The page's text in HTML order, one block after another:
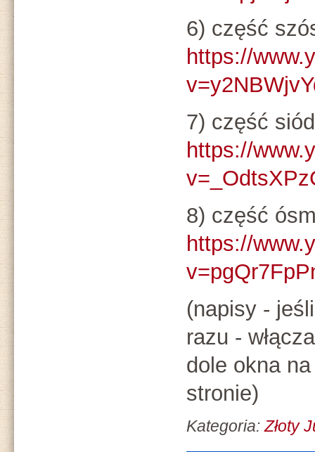
6) część
https://
7) część
https://
8) część
https://
(napisy -
razu -
dole okna
stronie)
Kategoria:Złoty